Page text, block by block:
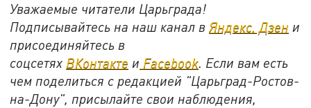
Уважаемые читатели Царьграда!
Подписывайтесь на наш канал вЯндекс. Дзен и
присоединяйтесь в
соцсетях ВКонтакте и Facebook. Если вам есть
чем поделиться с редакцией "Царьград-Ростов-
на-Дону", присылайте свои наблюдения,